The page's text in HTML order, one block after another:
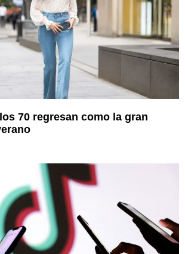
70 regresan como la gran